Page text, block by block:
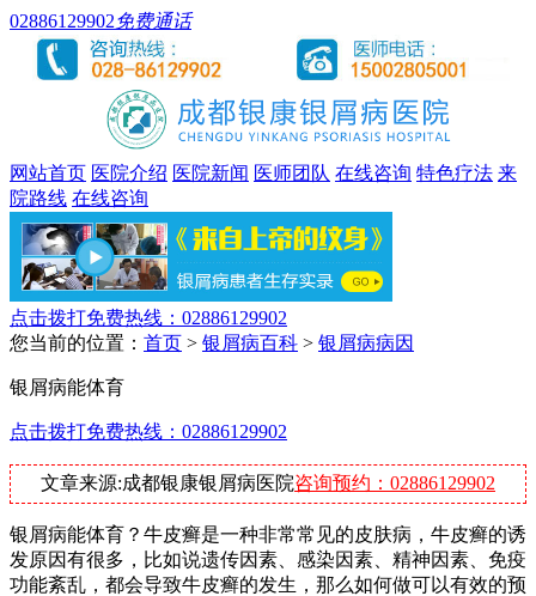
02886129902免费通话
网站首页 医院介绍 医院新闻 医师团队 在线咨询 特色疗法 来
院路线 在线咨询
点击拨打免费热线：02886129902
您当前的位置： 首页 > 银屑病百科 > 银屑病病因
银屑病能体育
点击拨打免费热线：02886129902
文章来源:成都银康银屑病医院咨询预约：02886129902
银屑病能体育？牛皮癣是一种非常常见的皮肤病，牛皮癣的诱
发原因有很多，比如说遗传因素、感染因素、精神因素、免疫
功能紊乱，都会导致牛皮癣的发生，那么如何做可以有效的预